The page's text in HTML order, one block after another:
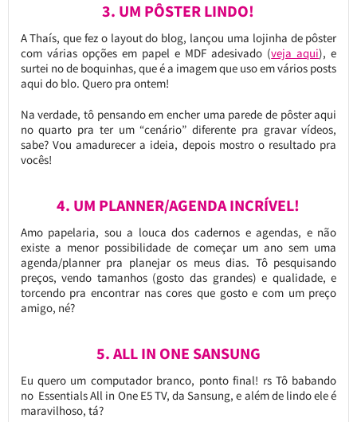
3. UM PÔSTER LINDO!
A Thaís, que fez o layout do blog, lançou uma lojinha de pôster
com várias opções em papel e MDF adesivado (veja aqui), e
surtei no de boquinhas, que é a imagem que uso em vários posts
aqui do blo. Quero pra ontem!
Na verdade, tô pensando em encher uma parede de pôster aqui
no quarto pra ter um “cenário” diferente pra gravar vídeos,
sabe? Vou amadurecer a ideia, depois mostro o resultado pra
vocês!
4. UM PLANNER/AGENDA INCRÍVEL!
Amo papelaria, sou a louca dos cadernos e agendas, e não
existe a menor possibilidade de começar um ano sem uma
agenda/planner pra planejar os meus dias. Tô pesquisando
preços, vendo tamanhos (gosto das grandes) e qualidade, e
torcendo pra encontrar nas cores que gosto e com um preço
amigo, né?
5. ALL IN ONE SANSUNG
Eu quero um computador branco, ponto final! rs Tô babando
no Essentials All in One E5 TV, da Sansung, e além de lindo ele é
maravilhoso, tá?